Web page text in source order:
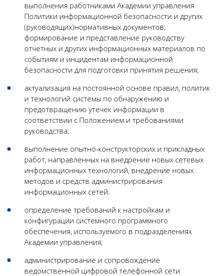
выполнения работниками Академии управления
Политики информационной безопасности и других
(руководящих)нормативных документов,
формирование и представление руководству
отчетных и других информационных материалов по
событиям и инцидентам информационной
безопасности для подготовки принятия решения;
актуализация на постоянной основе правил, политик
и технологий системы по обнаружению и
предотвращению утечек информации в
соответствии с Положением и требованиями
руководства;
выполнение опытно-конструкторских и прикладных
работ, направленных на внедрение новых сетевых
информационных технологий, внедрение новых
методов и средств администрирования
информационных сетей.
определение требований к настройкам и
конфигурации системного программного
обеспечения, используемого в подразделениях
Академии управления;
администрирование и сопровождение
ведомственной цифровой телефонной сети